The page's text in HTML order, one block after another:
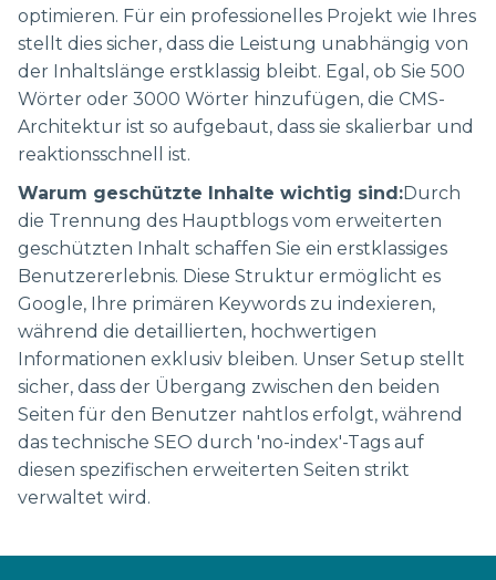
optimieren. Für ein professionelles Projekt wie Ihres
stellt dies sicher, dass die Leistung unabhängig von
der Inhaltslänge erstklassig bleibt. Egal, ob Sie 500
Wörter oder 3000 Wörter hinzufügen, die CMS-
Architektur ist so aufgebaut, dass sie skalierbar und
reaktionsschnell ist.
Warum geschützte Inhalte wichtig sind:Durch
die Trennung des Hauptblogs vom erweiterten
geschützten Inhalt schaffen Sie ein erstklassiges
Benutzererlebnis. Diese Struktur ermöglicht es
Google, Ihre primären Keywords zu indexieren,
während die detaillierten, hochwertigen
Informationen exklusiv bleiben. Unser Setup stellt
sicher, dass der Übergang zwischen den beiden
Seiten für den Benutzer nahtlos erfolgt, während
das technische SEO durch 'no-index'-Tags auf
diesen spezifischen erweiterten Seiten strikt
verwaltet wird.